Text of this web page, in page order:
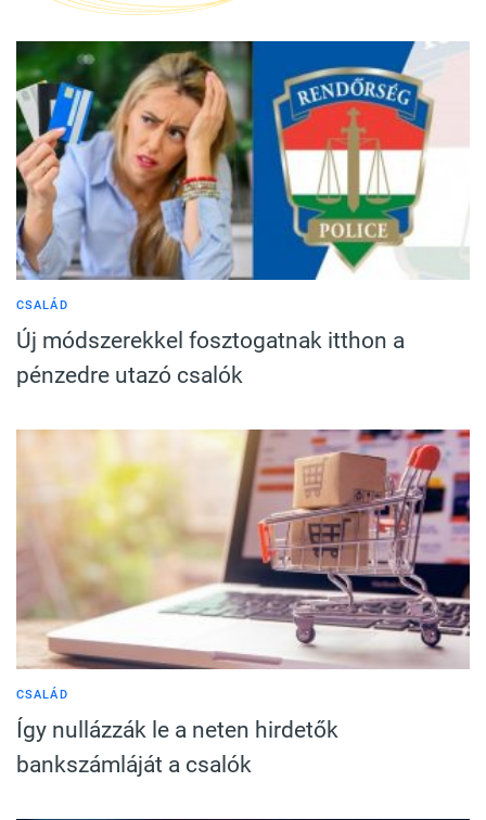
CSALÁD
Új módszerekkel fosztogatnak itthon a
pénzedre utazó csalók
CSALÁD
Így nullázzák le a neten hirdetők
bankszámláját a csalók